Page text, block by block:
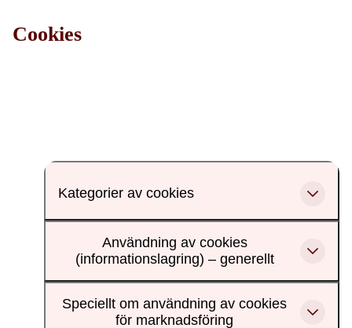
Cookies
Kategorier av cookies
Användning av cookies
(informationslagring) – generellt
Speciellt om användning av cookies
för marknadsföring